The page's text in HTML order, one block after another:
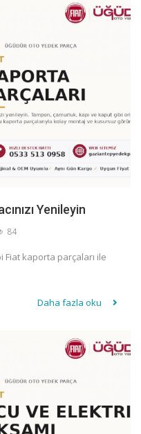
Yenileyin
84
Fiat kaporta parçaları ile
Daha fazla oku